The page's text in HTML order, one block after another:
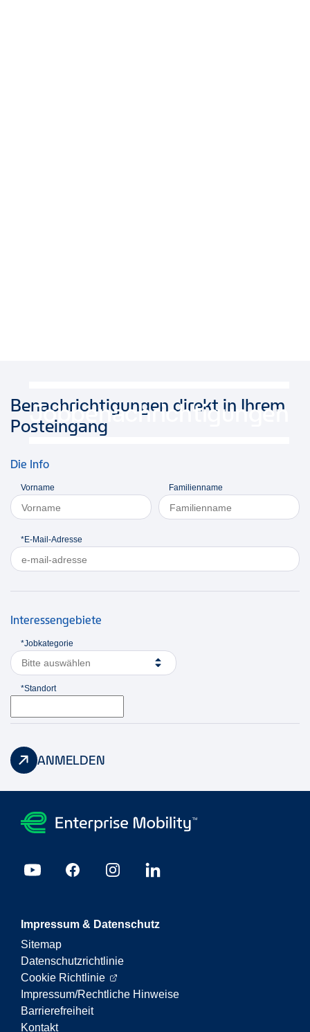
Jobbenachrichtigungen
Benachrichtigungen direkt in Ihrem
Posteingang
Die Info
Vorname Familienname
*E-Mail-Adresse
Interessengebiete
*Jobkategorie
Bitte auswählen
*Standort
ANMELDEN
Impressum & Datenschutz
Sitemap
Datenschutzrichtlinie
Cookie Richtlinie
Impressum/Rechtliche Hinweise
Barrierefreiheit
Kontakt